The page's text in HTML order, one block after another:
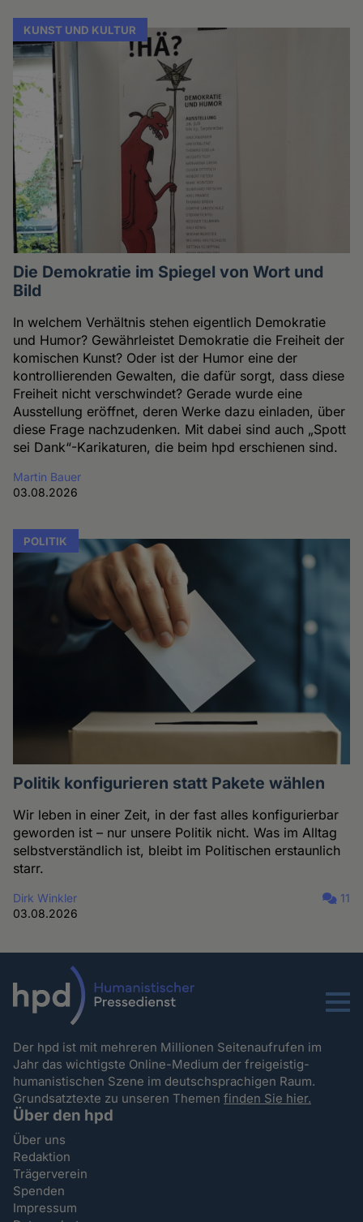
KUNST UND KULTUR
Die Demokratie im Spiegel von Wort und
Bild
In welchem Verhältnis stehen eigentlich Demokratie
und Humor? Gewährleistet Demokratie die Freiheit der
komischen Kunst? Oder ist der Humor eine der
kontrollierenden Gewalten, die dafür sorgt, dass diese
Freiheit nicht verschwindet? Gerade wurde eine
Ausstellung eröffnet, deren Werke dazu einladen, über
diese Frage nachzudenken. Mit dabei sind auch „Spott
sei Dank“-Karikaturen, die beim hpd erschienen sind.
Martin Bauer
03.08.2026
POLITIK
Politik konfigurieren statt Pakete wählen
Wir leben in einer Zeit, in der fast alles konfigurierbar
geworden ist – nur unsere Politik nicht. Was im Alltag
selbstverständlich ist, bleibt im Politischen erstaunlich
starr.
Dirk Winkler
03.08.2026
11
Menu
Der hpd ist mit mehreren Millionen Seitenaufrufen im
Jahr das wichtigste Online-Medium der freigeistig-
humanistischen Szene im deutschsprachigen Raum.
Grundsatztexte zu unseren Themenfinden Sie hier.
Über den hpd
Über uns
Redaktion
Trägerverein
Spenden
Impressum